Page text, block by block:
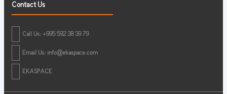
Contact Us
Call Us: +995 592 38 39 79
Email Us: info@ekaspace.com
EKASPACE